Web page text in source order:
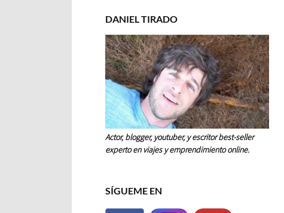
DANIEL TIRADO
Actor, blogger, youtuber, y escritor best-seller
experto en viajes y emprendimiento online.
SÍGUEME EN